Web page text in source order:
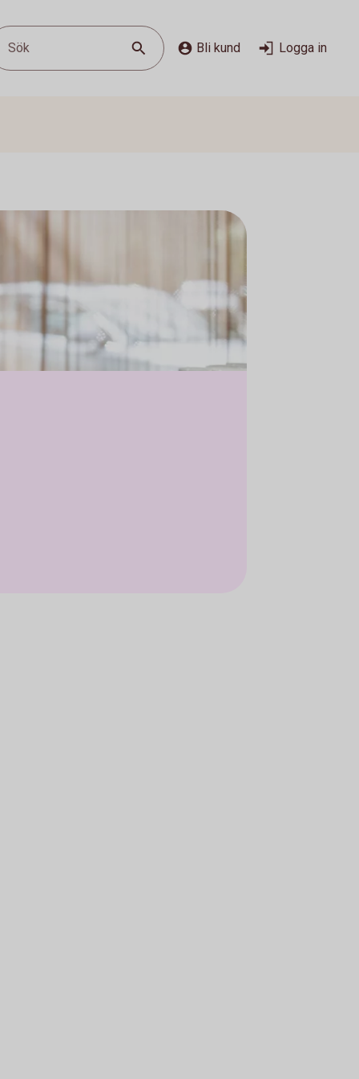
Sök Bli kund Logga in